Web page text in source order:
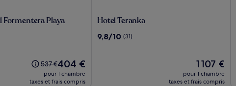
Formentera Playa
Le
prix
était
537 €Le
nouveau
prix
404 €
pour 1 chambre
taxes et frais compris
Hotel
Hotel Teranka
9.8
9,8/10 (31)
Le
nouveau
prix
1 107 €
pour 1 chambre
taxes et frais compris